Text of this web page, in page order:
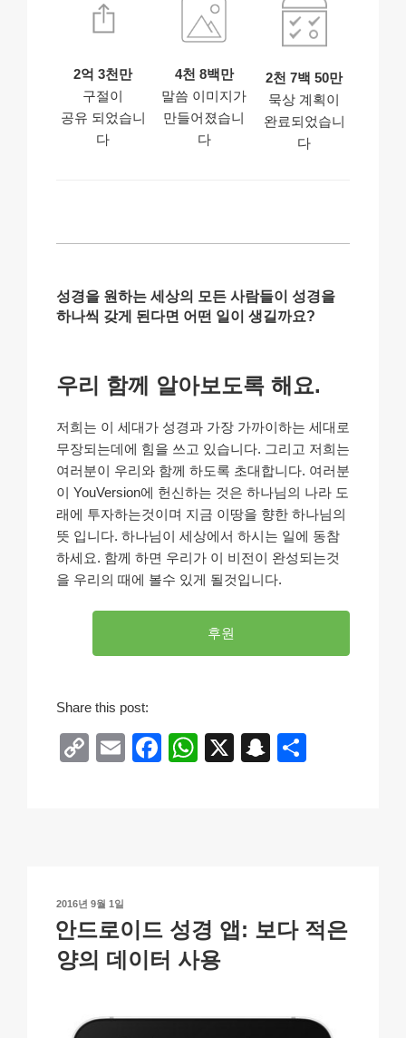
2억 3천만
구절이
공유 되었습니
다
4천 8백만
말씀 이미지가
만들어졌습니
다
2천 7백 50만
묵상 계획이
완료되었습니
다
성경을 원하는 세상의 모든 사람들이 성경을
하나씩 갖게 된다면 어떤 일이 생길까요?
우리 함께 알아보도록 해요.
저희는 이 세대가 성경과 가장 가까이하는 세대로
무장되는데에 힘을 쓰고 있습니다. 그리고 저희는
여러분이 우리와 함께 하도록 초대합니다. 여러분
이 YouVersion에 헌신하는 것은 하나님의 나라 도
래에 투자하는것이며 지금 이땅을 향한 하나님의
뜻 입니다. 하나님이 세상에서 하시는 일에 동참
하세요. 함께 하면 우리가 이 비전이 완성되는것
을 우리의 때에 볼수 있게 될것입니다.
후원
Share this post:
C
n
k
E
F
o
k
W
p
X
S
at
작
성
일
자
2016년 9월 1일
안드로이드 성경 앱: 보다 적은
양의 데이터 사용